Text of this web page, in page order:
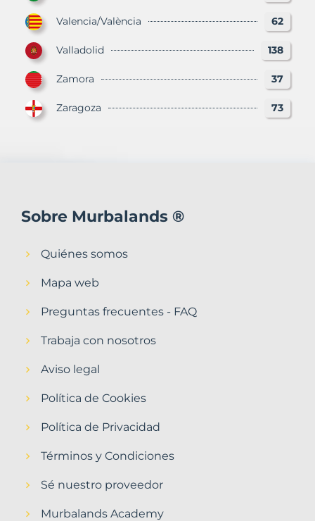
Valencia/València 62
Valladolid 138
Zamora 37
Zaragoza 73
Sobre Murbalands ®
Quiénes somos
Mapa web
Preguntas frecuentes - FAQ
Trabaja con nosotros
Aviso legal
Política de Cookies
Política de Privacidad
Términos y Condiciones
Sé nuestro proveedor
Murbalands Academy